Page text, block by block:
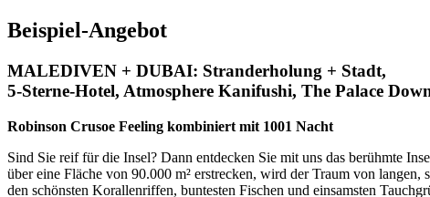
Beispiel-Angebot
MALEDIVEN + DUBAI: Stranderholung + Stadt,
5-Sterne-Hotel, Atmosphere Kanifushi, The Palace
Robinson Crusoe Feeling kombiniert mit 1001 Nacht
Sind Sie reif für die Insel? Dann entdecken Sie mit uns das berühmte
über eine Fläche von 90.000 m² erstrecken, wird der Traum von
den schönsten Korallenriffen, buntesten Fischen und einsamsten